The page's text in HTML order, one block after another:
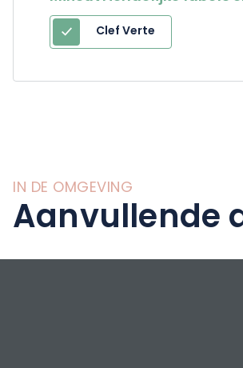
uitstekende
Clef Verte
IN DE OMGEVING
Aanvullende